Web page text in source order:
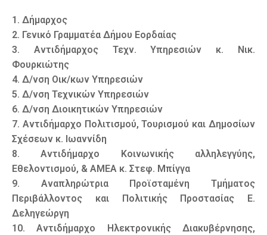
1. Δήμαρχος
2. Γενικό Γραμματέα Δήμου Εορδαίας
3. Αντιδήμαρχος Τεχν. Υπηρεσιών κ. Νικ.
Φουρκιώτης
4. Δ/νση Οικ/κων Υπηρεσιών
5. Δ/νση Τεχνικών Υπηρεσιών
6. Δ/νση Διοικητικών Υπηρεσιών
7. Αντιδήμαρχο Πολιτισμού, Τουρισμού και Δημοσίων
Σχέσεων κ. Ιωαννίδη
8. Αντιδήμαρχο Κοινωνικής αλληλεγγύης,
Εθελοντισμού, & ΑΜΕΑ κ. Στεφ. Μπίγγα
9. Αναπληρώτρια Προϊσταμένη Τμήματος
Περιβάλλοντος και Πολιτικής Προστασίας Ε.
Δεληγεώργη
10. Αντιδήμαρχο Ηλεκτρονικής Διακυβέρνησης,